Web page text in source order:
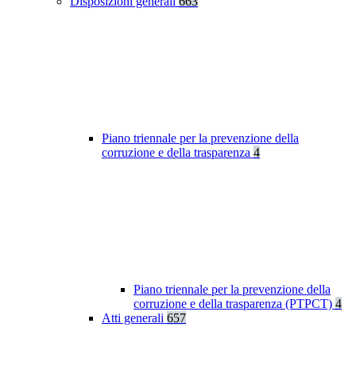
Piano triennale per la prevenzione della
corruzione e della trasparenza 4
Piano triennale per la prevenzione della
corruzione e della trasparenza (PTPCT) 4
Atti generali 657